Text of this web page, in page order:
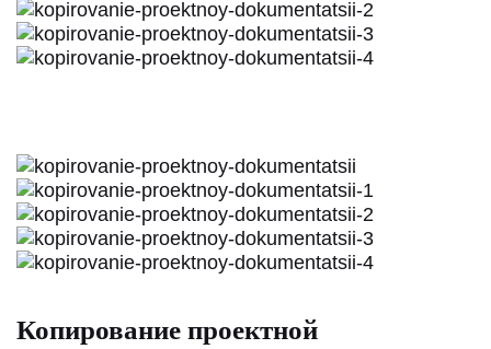
Копирование проектной